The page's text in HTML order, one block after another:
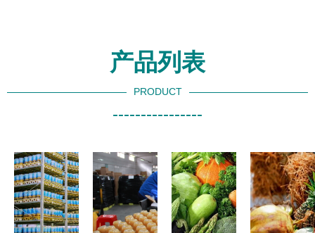
产品列表
PRODUCT
----------------